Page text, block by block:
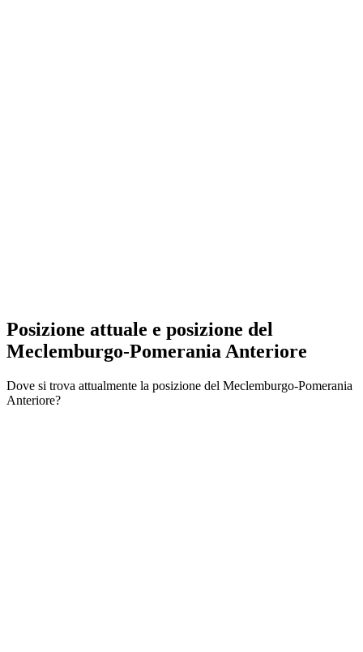
Posizione attuale e posizione del
Meclemburgo-Pomerania Anteriore
Dove si trova attualmente la posizione del Meclemburgo-Pomerania
Anteriore?